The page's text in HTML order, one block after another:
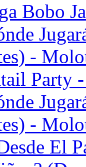
Bobo
-
Party
-
El